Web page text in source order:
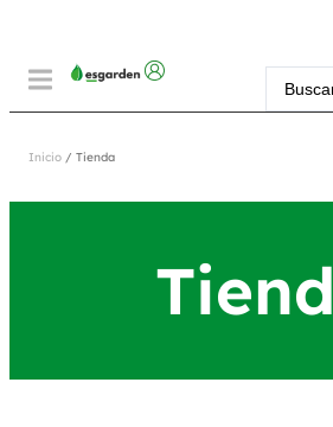
Inicio / Tienda